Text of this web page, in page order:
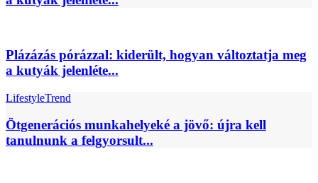
Plázázás pórázzal: kiderült, hogyan változtatja meg
a kutyák jelenléte...
LifestyleTrend
Ötgenerációs munkahelyeké a jövő: újra kell
tanulnunk a felgyorsult...